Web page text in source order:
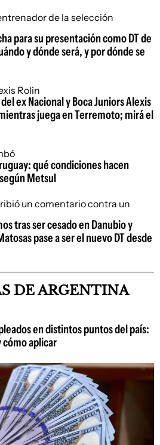
para su presentación como DT de
y dónde será, y por dónde se
ex Nacional y Boca Juniors Alexis
juega en Terremoto; mirá el
qué condiciones hacen
Metsul
tras ser cesado en Danubio y
pase a ser el nuevo DT desde
DE ARGENTINA
en distintos puntos del país:
cómo aplicar